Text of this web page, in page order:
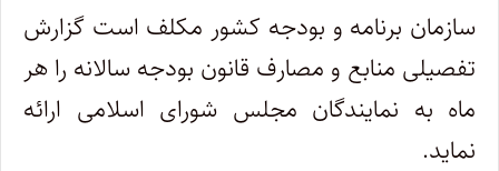
سازمان برنامه و بودجه کشور مکلف است گزارش
تفصیلی منابع و مصارف قانون بودجه سالانه را هر
ماه به نمایندگان مجلس شورای اسلامی ارائه
نماید.